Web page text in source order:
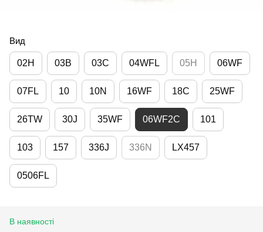
Вид
02H 03B 03C 04WFL 05H 06WF
07FL 10 10N 16WF 18C 25WF
26TW 30J 35WF 06WF2C 101
103 157 336J 336N LX457
0506FL
В наявності